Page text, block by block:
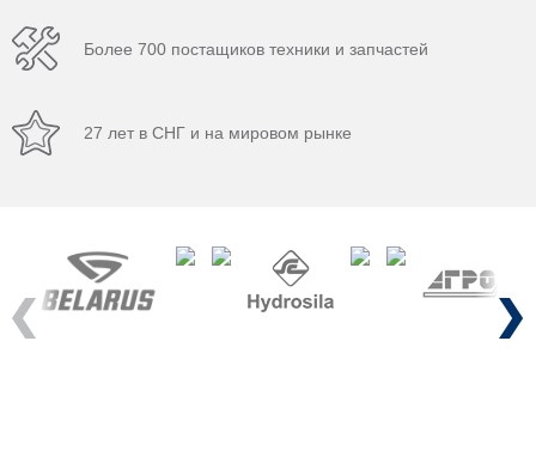
Более 700 постащиков техники и запчастей
27 лет в СНГ и на мировом рынке
Previous Next